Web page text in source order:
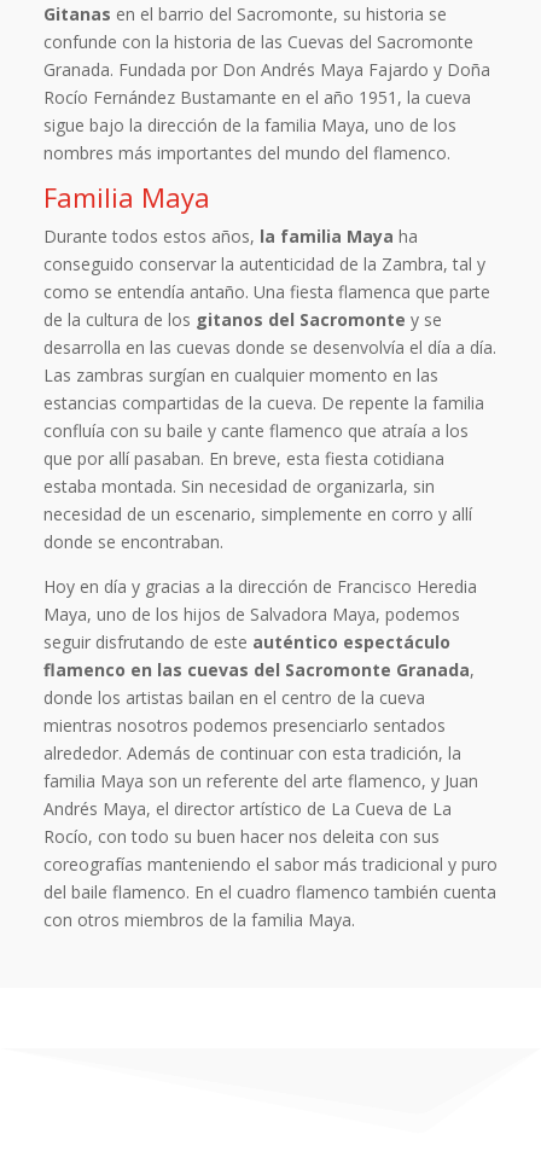
Gitanas en el barrio del Sacromonte, su historia se
confunde con la historia de las Cuevas del Sacromonte
Granada. Fundada por Don Andrés Maya Fajardo y Doña
Rocío Fernández Bustamante en el año 1951, la cueva
sigue bajo la dirección de la familia Maya, uno de los
nombres más importantes del mundo del flamenco.
Familia Maya
Durante todos estos años, la familia Maya ha
conseguido conservar la autenticidad de la Zambra, tal y
como se entendía antaño. Una fiesta flamenca que parte
de la cultura de los gitanos del Sacromonte y se
desarrolla en las cuevas donde se desenvolvía el día a día.
Las zambras surgían en cualquier momento en las
estancias compartidas de la cueva. De repente la familia
confluía con su baile y cante flamenco que atraía a los
que por allí pasaban. En breve, esta fiesta cotidiana
estaba montada. Sin necesidad de organizarla, sin
necesidad de un escenario, simplemente en corro y allí
donde se encontraban.
Hoy en día y gracias a la dirección de Francisco Heredia
Maya, uno de los hijos de Salvadora Maya, podemos
seguir disfrutando de este auténtico espectáculo
flamenco en las cuevas del Sacromonte Granada,
donde los artistas bailan en el centro de la cueva
mientras nosotros podemos presenciarlo sentados
alrededor. Además de continuar con esta tradición, la
familia Maya son un referente del arte flamenco, y Juan
Andrés Maya, el director artístico de La Cueva de La
Rocío, con todo su buen hacer nos deleita con sus
coreografías manteniendo el sabor más tradicional y puro
del baile flamenco. En el cuadro flamenco también cuenta
con otros miembros de la familia Maya.